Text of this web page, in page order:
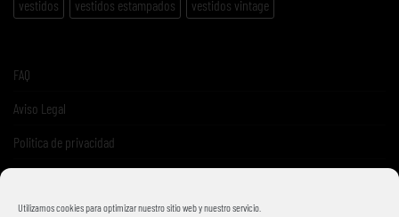
Utilizamos cookies para optimizar nuestro sitio web y nuestro servicio.
vestidos
vestidos estampados vestidos vintage
FAQ
Aviso Legal
Politica de privacidad